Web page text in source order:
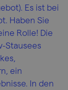
Es ist bei
Haben Sie
Rolle! Die
Stausees
ein
In den